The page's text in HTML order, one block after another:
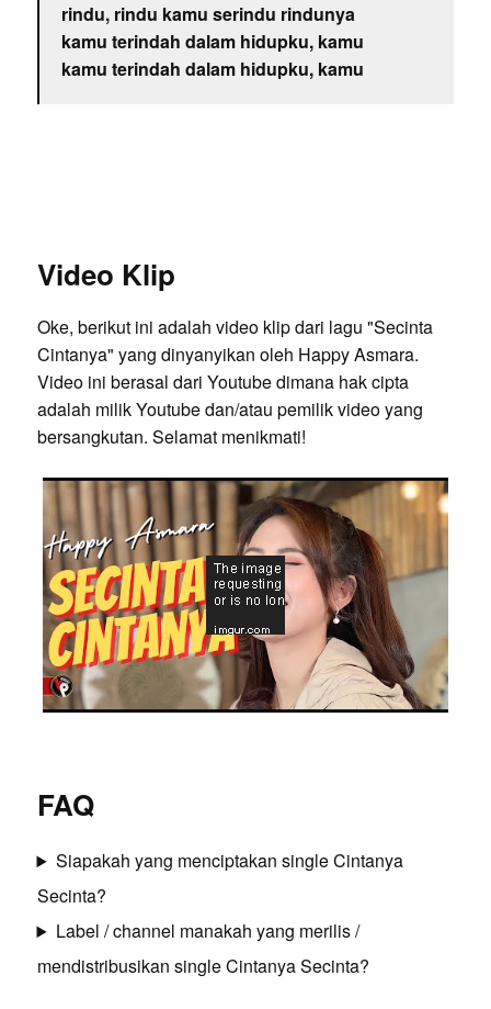
rindu, rindu kamu serindu rindunya
kamu terindah dalam hidupku, kamu
kamu terindah dalam hidupku, kamu
Video Klip
Oke, berikut ini adalah video klip dari lagu "Secinta
Cintanya" yang dinyanyikan oleh Happy Asmara.
Video ini berasal dari Youtube dimana hak cipta
adalah milik Youtube dan/atau pemilik video yang
bersangkutan. Selamat menikmati!
FAQ
Siapakah yang menciptakan single Cintanya
Secinta?
Label / channel manakah yang merilis /
mendistribusikan single Cintanya Secinta?